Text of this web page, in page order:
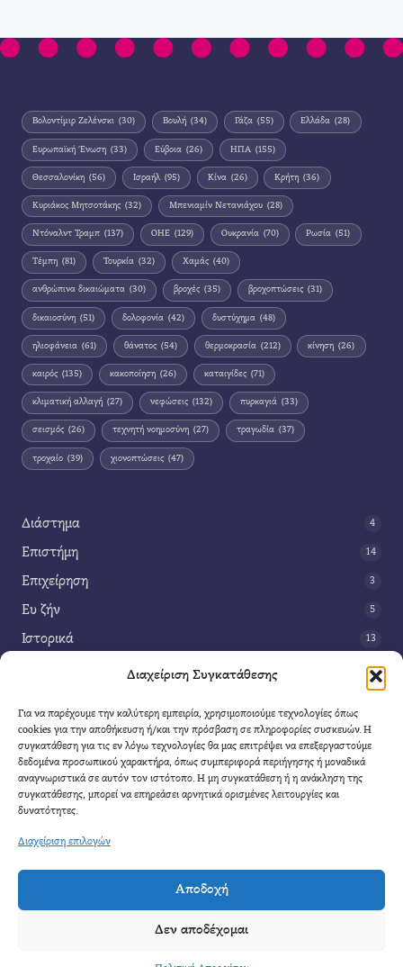
Διαχείριση Συγκατάθεσης
Για να παρέχουμε την καλύτερη εμπειρία, χρησιμοποιούμε τεχνολογίες όπως
cookies για την αποθήκευση ή/και την πρόσβαση σε πληροφορίες συσκευών. Η
συγκατάθεση για τις εν λόγω τεχνολογίες θα μας επιτρέψει να επεξεργαστούμε
δεδομένα προσωπικού χαρακτήρα, όπως συμπεριφορά περιήγησης ή μοναδικά
αναγνωριστικά σε αυτόν τον ιστότοπο. Η μη συγκατάθεση ή η ανάκληση της
συγκατάθεσης, μπορεί να επηρεάσει αρνητικά ορισμένες λειτουργίες και
δυνατότητες.
Διαχείριση επιλογών
Αποδοχή
Δεν αποδέχομαι
Βολοντίμιρ Ζελένσκι (30) Βουλή (34) Γάζα (55) Ελλάδα (28)
Ευρωπαϊκή Ένωση (33) Εύβοια (26) ΗΠΑ (155)
Θεσσαλονίκη (56) Ισραήλ (95) Κίνα (26) Κρήτη (36)
Κυριάκος Μητσοτάκης (32) Μπενιαμίν Νετανιάχου (28)
Ντόναλντ Τραμπ (137) ΟΗΕ (129) Ουκρανία (70) Ρωσία (51)
Τέμπη (81) Τουρκία (32) Χαμάς (40)
ανθρώπινα δικαιώματα (30) βροχές (35) βροχοπτώσεις (31)
δικαιοσύνη (51) δολοφονία (42) δυστύχημα (48)
ηλιοφάνεια (61) θάνατος (54) θερμοκρασία (212) κίνηση (26)
καιρός (135) κακοποίηση (26) καταιγίδες (71)
κλιματική αλλαγή (27) νεφώσεις (132) πυρκαγιά (33)
σεισμός (26) τεχνητή νοημοσύνη (27) τραγωδία (37)
τροχαίο (39) χιονοπτώσεις (47)
Διάστημα 4
Επιστήμη 14
Επιχείρηση 3
Ευ ζήν 5
Ιστορικά 13
42
Τέχνη 3
Τεχνολογία
Υγεία
Φαντασία
Επικοινωνία